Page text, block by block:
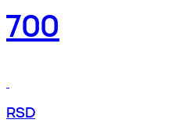
700
RSD